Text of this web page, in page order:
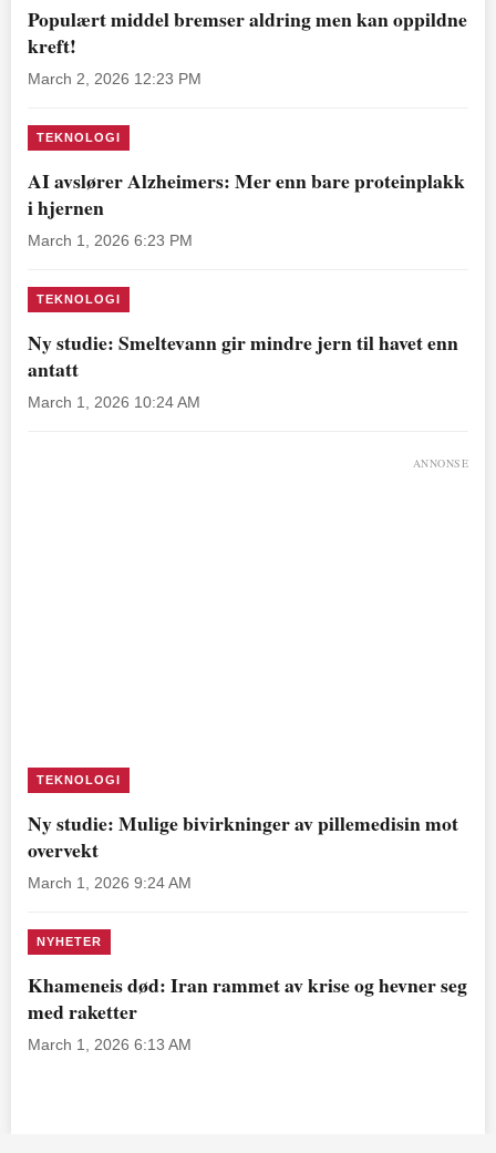
Populært middel bremser aldring men kan oppildne
kreft!
March 2, 2026 12:23 PM
TEKNOLOGI
AI avslører Alzheimers: Mer enn bare proteinplakk
i hjernen
March 1, 2026 6:23 PM
TEKNOLOGI
Ny studie: Smeltevann gir mindre jern til havet enn
antatt
March 1, 2026 10:24 AM
ANNONSE
TEKNOLOGI
Ny studie: Mulige bivirkninger av pillemedisin mot
overvekt
March 1, 2026 9:24 AM
NYHETER
Khameneis død: Iran rammet av krise og hevner seg
med raketter
March 1, 2026 6:13 AM